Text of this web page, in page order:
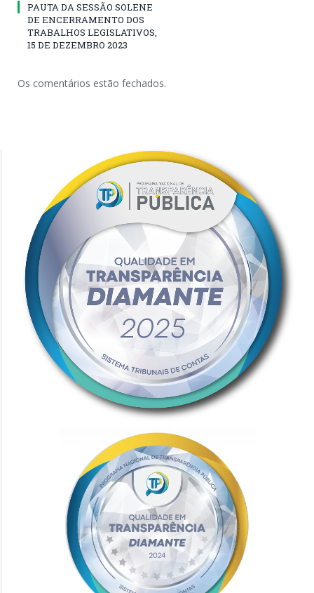
PAUTA DA SESSÃO SOLENE
DE ENCERRAMENTO DOS
TRABALHOS LEGISLATIVOS,
15 DE DEZEMBRO 2023
Os comentários estão fechados.